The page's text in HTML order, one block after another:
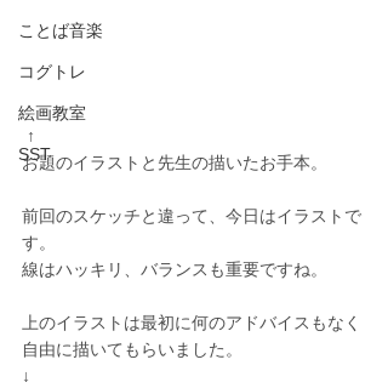
ことば音楽
コグトレ
絵画教室
SST
↑
お題のイラストと先生の描いたお手本。
前回のスケッチと違って、今日はイラストで
す。
線はハッキリ、バランスも重要ですね。
上のイラストは最初に何のアドバイスもなく
自由に描いてもらいました。
↓